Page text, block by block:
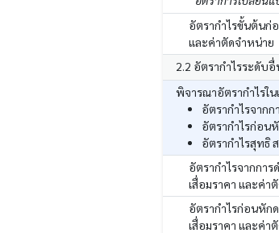
อัตรากำไรขั้นต้นก่
และค่าตัดจำหน่าย
2.2 อัตรากำไรระดับอื่
พิจารณาอัตรากำไรใ
อัตรากำไรจาก
อัตรากำไรก่อน
อัตรากำไรสุทธิ
อัตรากำไรจากกา
เสื่อมราคา และค่า
อัตรากำไรก่อนหัก
เสื่อมราคา และค่า